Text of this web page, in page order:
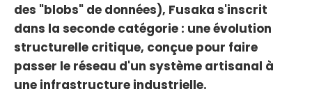
des "blobs" de données), Fusaka s'inscrit
dans la seconde catégorie : une évolution
structurelle critique, conçue pour faire
passer le réseau d'un système artisanal à
une infrastructure industrielle.